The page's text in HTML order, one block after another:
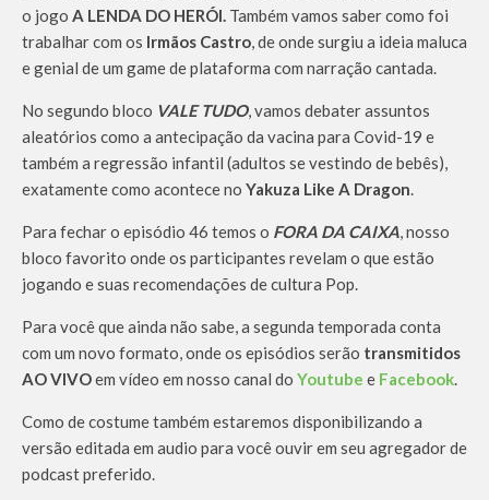
o jogo A LENDA DO HERÓI. Também vamos saber como foi
trabalhar com os Irmãos Castro, de onde surgiu a ideia maluca
e genial de um game de plataforma com narração cantada.
No segundo bloco VALE TUDO, vamos debater assuntos
aleatórios como a antecipação da vacina para Covid-19 e
também a regressão infantil (adultos se vestindo de bebês),
exatamente como acontece no Yakuza Like A Dragon.
Para fechar o episódio 46 temos o FORA DA CAIXA, nosso
bloco favorito onde os participantes revelam o que estão
jogando e suas recomendações de cultura Pop.
Para você que ainda não sabe, a segunda temporada conta
com um novo formato, onde os episódios serão transmitidos
AO VIVOem vídeo em nosso canal do Youtube e Facebook.
Como de costume também estaremos disponibilizando a
versão editada em audio para você ouvir em seu agregador de
podcast preferido.